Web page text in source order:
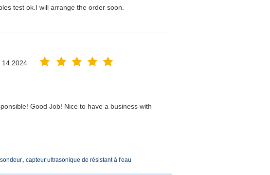
test ok.I will arrange the order soon.
14.2024
Good Job! Nice to have a business with
, capteur ultrasonique de résistant à l'eau